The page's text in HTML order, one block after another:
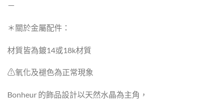
－
＊關於金屬配件：
材質皆為鍍14或18k材質
⚠︎︎氧化及褪色為正常現象
Bonheur 的飾品設計以天然水晶為主角，